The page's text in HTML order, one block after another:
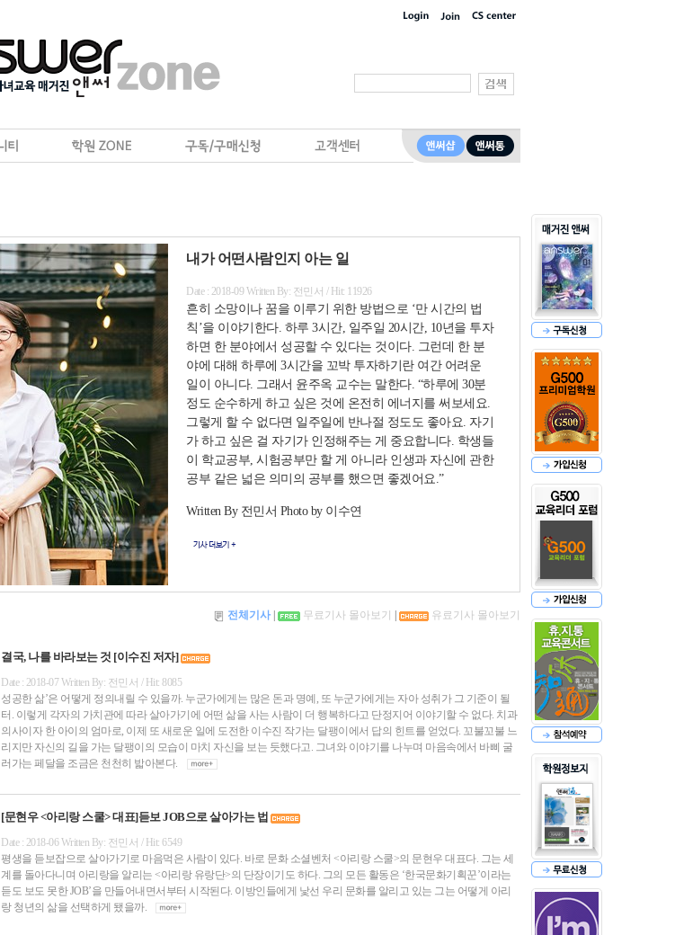
내가 어떤사람인지 아는 일
Date : 2018-09 Written By: 전민서 / Hit: 11926
흔히 소망이나 꿈을 이루기 위한 방법으로 ‘만 시간의 법
칙’을 이야기한다. 하루 3시간, 일주일 20시간, 10년을 투자
하면 한 분야에서 성공할 수 있다는 것이다. 그런데 한 분
야에 대해 하루에 3시간을 꼬박 투자하기란 여간 어려운
일이 아니다. 그래서 윤주옥 교수는 말한다. “하루에 30분
정도 순수하게 하고 싶은 것에 온전히 에너지를 써보세요.
그렇게 할 수 없다면 일주일에 반나절 정도도 좋아요. 자기
가 하고 싶은 걸 자기가 인정해주는 게 중요합니다. 학생들
이 학교공부, 시험공부만 할 게 아니라 인생과 자신에 관한
공부 같은 넓은 의미의 공부를 했으면 좋겠어요.”
Written By 전민서 Photo by 이수연
전체기사| 무료기사 몰아보기 유료기사 몰아보기
결국, 나를 바라보는 것 [이수진 저자]
Date : 2018-07 Written By: 전민서 / Hit: 8085
성공한 삶’은 어떻게 정의내릴 수 있을까. 누군가에게는 많은 돈과 명예, 또 누군가에게는 자아 성취가 그 기준이 될
터. 이렇게 각자의 가치관에 따라 살아가기에 어떤 삶을 사는 사람이 더 행복하다고 단정지어 이야기할 수 없다. 치과
의사이자 한 아이의 엄마로, 이제 또 새로운 일에 도전한 이수진 작가는 달팽이에서 답의 힌트를 얻었다. 꼬불꼬불 느
리지만 자신의 길을 가는 달팽이의 모습이 마치 자신을 보는 듯했다고. 그녀와 이야기를 나누며 마음속에서 바삐 굴
러가는 페달을 조금은 천천히 밟아본다.
[문현우 <아리랑 스쿨> 대표]듣보 JOB으로 살아가는 법
Date : 2018-06 Written By: 전민서 / Hit: 6549
평생을 듣보잡으로 살아가기로 마음먹은 사람이 있다. 바로 문화 소셜벤처 <아리랑 스쿨>의 문현우 대표다. 그는 세
계를 돌아다니며 아리랑을 알리는 <아리랑 유랑단>의 단장이기도 하다. 그의 모든 활동은 ‘한국문화기획꾼’이라는
듣도 보도 못한 JOB’을 만들어내면서부터 시작된다. 이방인들에게 낯선 우리 문화를 알리고 있는 그는 어떻게 아리
랑 청년의 삶을 선택하게 됐을까.